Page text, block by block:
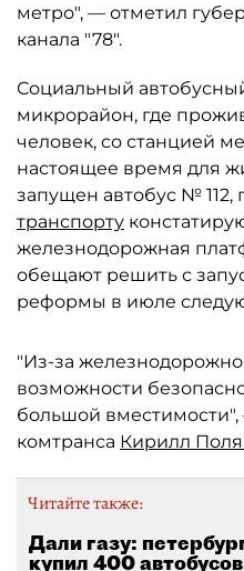
метро", — отметил
канала "78".
Социальный
микрорайон, где
человек, со станцией
настоящее время для
запущен автобус № 112,
транспорту
железнодорожная
обещают решить с
реформы в июле
"Из-за
возможности
большой вместимости",
комтранса Кирилл
Читайте также:
Дали газу:
купил 400 автобусов